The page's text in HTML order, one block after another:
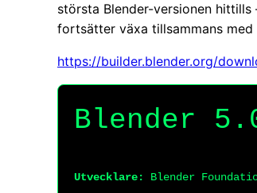
största Blender-versionen
fortsätter växa tillsammans med
https://builder.blender.org/
Blender
Utvecklare: Blender